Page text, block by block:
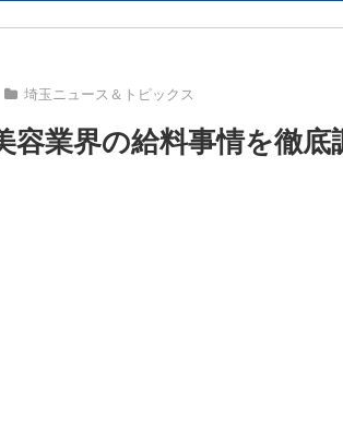
埼玉ニュース＆トピックス
容業界の給料事情を徹